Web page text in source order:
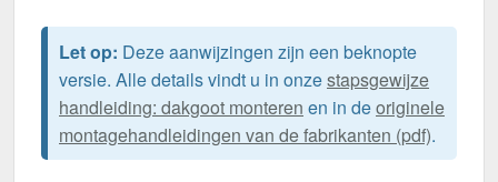
Let op: Deze aanwijzingen zijn een beknopte
versie. Alle details vindt u in onzestapsgewijze
handleiding: dakgoot monteren en in deoriginele
montagehandleidingen van de fabrikanten (pdf).